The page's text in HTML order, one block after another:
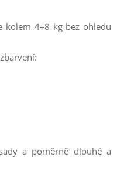
kolem 4–8 kg bez ohledu
a poměrně dlouhé a